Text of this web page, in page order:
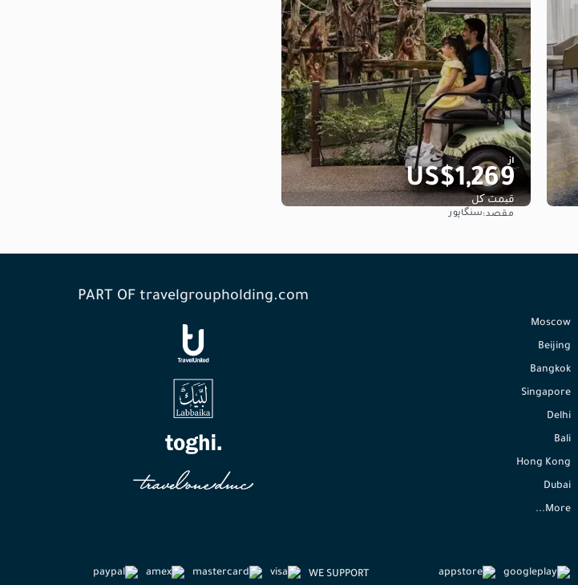
از
US$1,269
قیمت کل
مقصد:سنگاپور
Moscow
Beijing
Bangkok
Singapore
Delhi
Bali
Hong Kong
Dubai
More...
PART OF travelgroupholding.com
WE SUPPORT